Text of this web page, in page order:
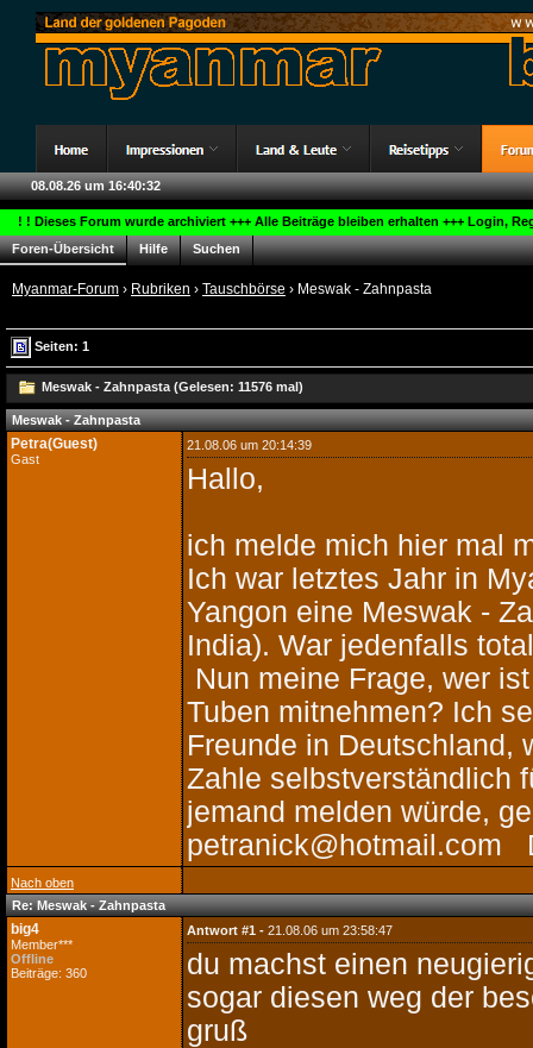
08.08.26 um 16:40:33
! ! Dieses Forum wurde archiviert +++ Alle Beiträge bleiben erhalten +++ Login,
Foren-Übersicht
Hilfe Suchen
Myanmar-Forum › Rubriken › Tauschbörse › Meswak - Zahnpasta
Seiten: 1
Meswak - Zahnpasta (Gelesen: 11576 mal)
Meswak - Zahnpasta
Petra(Guest)
Gast
21.08.06 um 20:14:39
Hallo,
ich melde mich hier mal
Ich war letztes Jahr in
Yangon eine Meswak -
India). War jedenfalls
Nun meine Frage, wer
Tuben mitnehmen? Ich
Freunde in Deutschland,
Zahle selbstverständlich
jemand melden würde,
petranick@hotmail.com
Nach oben
Re: Meswak - Zahnpasta
big4
Member***
Offline
Beiträge: 360
Antwort #1 - 21.08.06 um 23:58:47
du machst einen
sogar diesen weg der
gruß